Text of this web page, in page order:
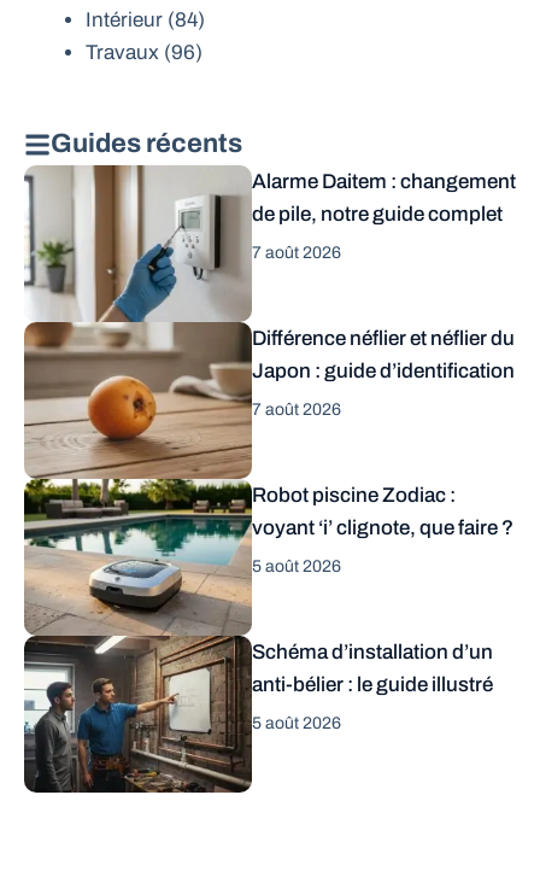
Intérieur (84)
Travaux (96)
Guides récents
Alarme Daitem : changement
de pile, notre guide complet
7 août 2026
Différence néflier et néflier du
Japon : guide d’identification
7 août 2026
Robot piscine Zodiac :
voyant ‘i’ clignote, que faire ?
5 août 2026
Schéma d’installation d’un
anti-bélier : le guide illustré
5 août 2026